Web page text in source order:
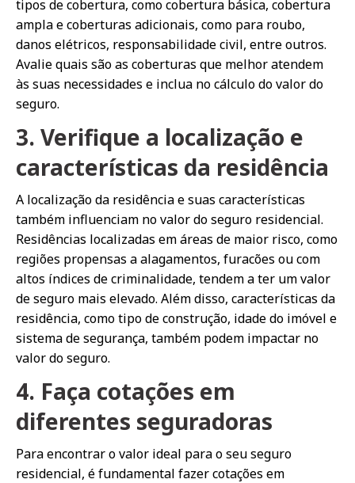
tipos de cobertura, como cobertura básica, cobertura
ampla e coberturas adicionais, como para roubo,
danos elétricos, responsabilidade civil, entre outros.
Avalie quais são as coberturas que melhor atendem
às suas necessidades e inclua no cálculo do valor do
seguro.
3. Verifique a localização e
características da residência
A localização da residência e suas características
também influenciam no valor do seguro residencial.
Residências localizadas em áreas de maior risco, como
regiões propensas a alagamentos, furacões ou com
altos índices de criminalidade, tendem a ter um valor
de seguro mais elevado. Além disso, características da
residência, como tipo de construção, idade do imóvel e
sistema de segurança, também podem impactar no
valor do seguro.
4. Faça cotações em
diferentes seguradoras
Para encontrar o valor ideal para o seu seguro
residencial, é fundamental fazer cotações em